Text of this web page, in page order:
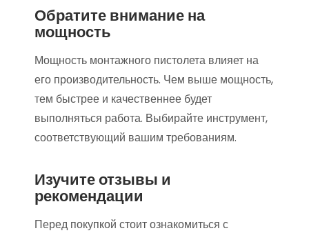
Обратите внимание на
мощность
Мощность монтажного пистолета влияет на
его производительность. Чем выше мощность,
тем быстрее и качественнее будет
выполняться работа. Выбирайте инструмент,
соответствующий вашим требованиям.
Изучите отзывы и
рекомендации
Перед покупкой стоит ознакомиться с